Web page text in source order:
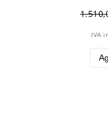
IVA